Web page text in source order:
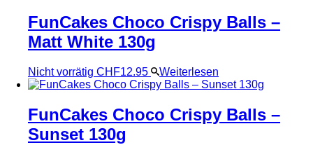
FunCakes Choco Crispy Balls –
Matt White 130g
Nicht vorrätig CHF12.95 Weiterlesen
FunCakes Choco Crispy Balls –
Sunset 130g